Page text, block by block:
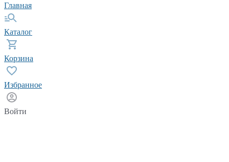
Главная
Каталог
Корзина
Избранное
Войти